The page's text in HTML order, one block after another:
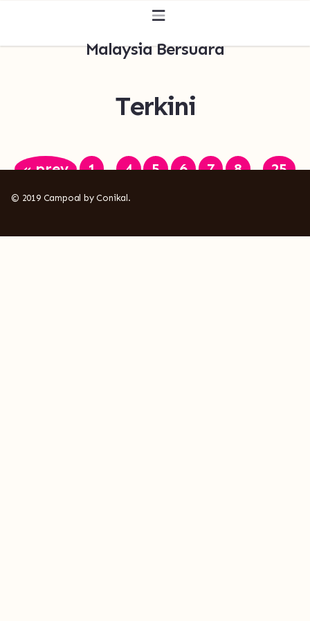
Malaysia Bersuara
Terkini
« prev 1 … 4 5 6 7 8 … 25
© 2019 Campoal by Conikal.